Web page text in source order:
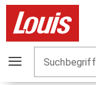
Suchbegriff